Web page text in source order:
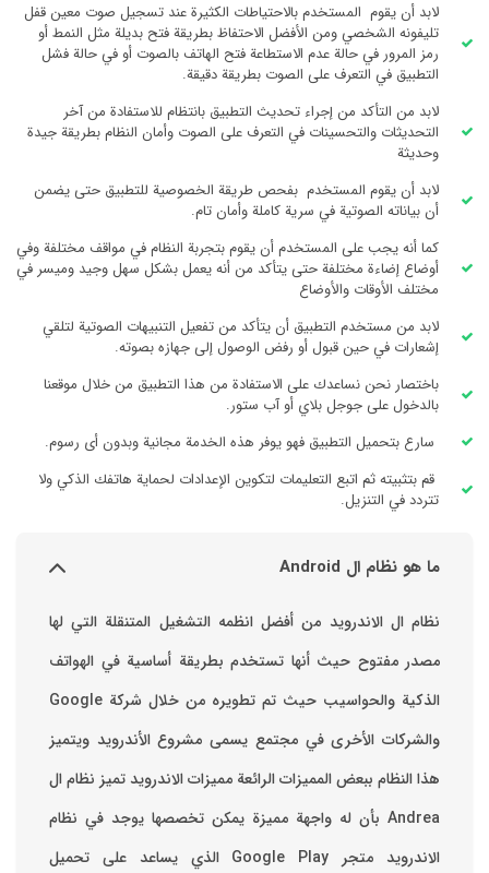
لابد أن يقوم المستخدم بالاحتياطات الكثيرة عند تسجيل صوت معين قفل
تليفونه الشخصي ومن الأفضل الاحتفاظ بطريقة فتح بديلة مثل النمط أو
رمز المرور في حالة عدم الاستطاعة فتح الهاتف بالصوت أو في حالة فشل
التطبيق في التعرف على الصوت بطريقة دقيقة.
لابد من التأكد من إجراء تحديث التطبيق بانتظام للاستفادة من آخر
التحديثات والتحسينات في التعرف على الصوت وأمان النظام بطريقة جيدة
وحديثة
لابد أن يقوم المستخدم بفحص طريقة الخصوصية للتطبيق حتى يضمن
أن بياناته الصوتية في سرية كاملة وأمان تام.
كما أنه يجب على المستخدم أن يقوم بتجربة النظام في مواقف مختلفة وفي
أوضاع إضاءة مختلفة حتى يتأكد من أنه يعمل بشكل سهل وجيد وميسر في
مختلف الأوقات والأوضاع
لابد من مستخدم التطبيق أن يتأكد من تفعيل التنبيهات الصوتية لتلقي
إشعارات في حين قبول أو رفض الوصول إلى جهازه بصوته.
باختصار نحن نساعدك على الاستفادة من هذا التطبيق من خلال موقعنا
بالدخول على جوجل بلاي أو آب ستور.
سارع بتحميل التطبيق فهو يوفر هذه الخدمة مجانية وبدون أى رسوم.
قم بتثبيته ثم اتبع التعليمات لتكوين الإعدادات لحماية هاتفك الذكي ولا
تتردد في التنزيل.
ما هو نظام ال Android
نظام ال الاندرويد من أفضل انظمه التشغيل المتنقلة التي لها
مصدر مفتوح حيث أنها تستخدم بطريقة أساسية في الهواتف
والشركات الأخرى في مجتمع يسمى مشروع الأندرويد ويتميز
هذا النظام ببعض المميزات الرائعة ‏مميزات الاندرويد ‏تميز نظام ال
Andrea بأن له واجهة مميزة يمكن تخصصها ‏يوجد في نظام
الاندرويد متجر Google Play الذي يساعد على تحميل